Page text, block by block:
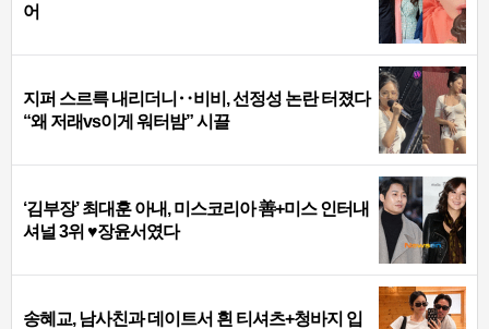
어
지퍼 스르륵 내리더니‥비비, 선정성 논란 터졌다
“왜 저래vs이게 워터밤” 시끌
‘김부장’ 최대훈 아내, 미스코리아 善+미스 인터내
셔널 3위 ♥장윤서였다
송혜교, 남사친과 데이트서 흰 티셔츠+청바지 입